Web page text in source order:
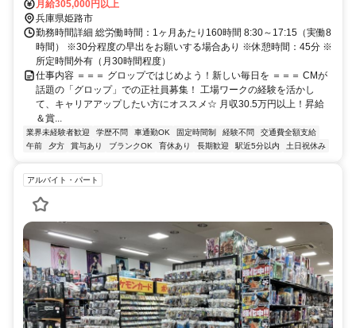
月給305,000円以上
兵庫県姫路市
勤務時間詳細 総労働時間：1ヶ月あたり160時間 8:30～17:15（実働8
時間） ※30分程度の早出をお願いする場合あり ※休憩時間：45分 ※
所定時間外有（月30時間程度）
仕事内容 ＝＝＝ グロップではじめよう！新しい毎日を ＝＝＝ CMが
話題の「グロップ」での正社員募集！ 工場ワークの経験を活かし
て、キャリアアップしたい方にオススメ☆ 月収30.5万円以上！昇給
＆賞...
業界未経験者歓迎 学歴不問 車通勤OK 固定時間制 経験不問
交通費全額支給
午前
夕方 賞与あり ブランクOK 育休あり 長期歓迎 駅近5分以内 土日祝休み
アルバイト・パート